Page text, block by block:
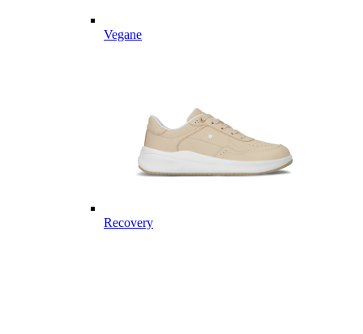
Vegane
Recovery